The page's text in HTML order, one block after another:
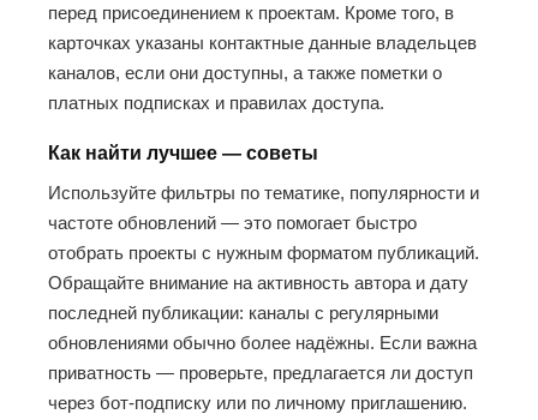
перед присоединением к проектам. Кроме того, в
карточках указаны контактные данные владельцев
каналов, если они доступны, а также пометки о
платных подписках и правилах доступа.
Как найти лучшее — советы
Используйте фильтры по тематике, популярности и
частоте обновлений — это помогает быстро
отобрать проекты с нужным форматом публикаций.
Обращайте внимание на активность автора и дату
последней публикации: каналы с регулярными
обновлениями обычно более надёжны. Если важна
приватность — проверьте, предлагается ли доступ
через бот-подписку или по личному приглашению.